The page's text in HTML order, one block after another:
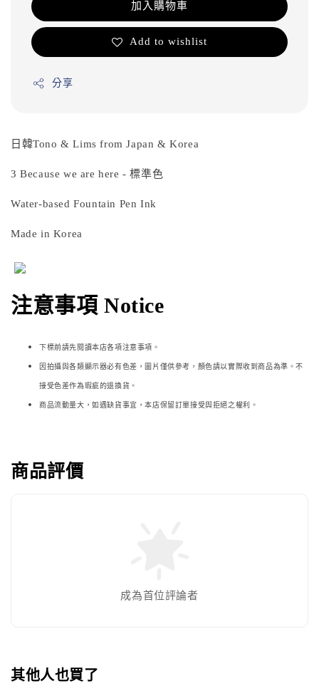
加入購物車
Add to wishlist
分享
日韓Tono & Lims from Japan & Korea
3 Because we are here - 標準色
Water-based Fountain Pen Ink
Made in Korea
注意事項 Notice
下標前請先閱讀本店各項注意事項。
因拍攝與各類顯示器必有色差，圖片僅供參考，顏色請以實際收到商品為準。不
接受色差作為瑕疵的退換貨。
商品流動量大，如遇缺貨事宜，本店保留訂單接受與拒絕之權利。
商品評價
成為首位評論者
其他人也買了